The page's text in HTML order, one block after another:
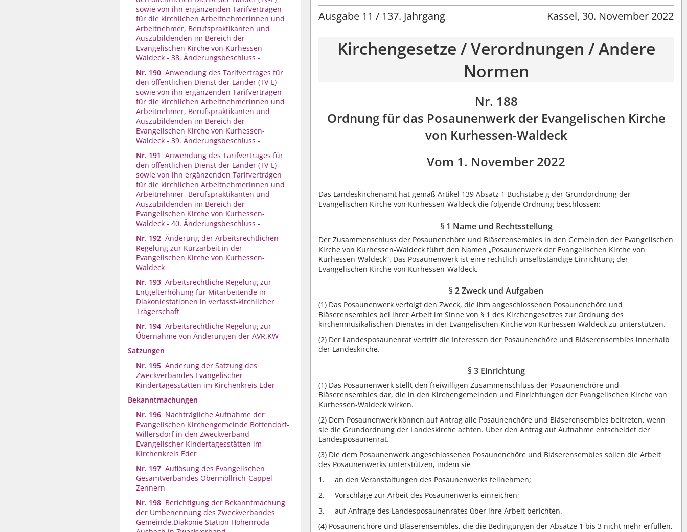
sowie von ihn ergänzenden Tarifverträgen
für die kirchlichen Arbeitnehmerinnen und
Arbeitnehmer, Berufspraktikanten und
Auszubildenden im Bereich der
Evangelischen Kirche von Kurhessen-
Waldeck - 38. Änderungsbeschluss -
Nr. 190 Anwendung des Tarifvertrages für
den öffentlichen Dienst der Länder (TV-L)
sowie von ihn ergänzenden Tarifverträgen
für die kirchlichen Arbeitnehmerinnen und
Arbeitnehmer, Berufspraktikanten und
Auszubildenden im Bereich der
Evangelischen Kirche von Kurhessen-
Waldeck - 39. Änderungsbeschluss -
Nr. 191 Anwendung des Tarifvertrages für
den öffentlichen Dienst der Länder (TV-L)
sowie von ihn ergänzenden Tarifverträgen
für die kirchlichen Arbeitnehmerinnen und
Arbeitnehmer, Berufspraktikanten und
Auszubildenden im Bereich der
Evangelischen Kirche von Kurhessen-
Waldeck - 40. Änderungsbeschluss -
Nr. 192 Änderung der Arbeitsrechtlichen
Regelung zur Kurzarbeit in der
Evangelischen Kirche von Kurhessen-
Waldeck
Nr. 193 Arbeitsrechtliche Regelung zur
Entgelterhöhung für Mitarbeitende in
Diakoniestationen in verfasst-kirchlicher
Trägerschaft
Nr. 194 Arbeitsrechtliche Regelung zur
Übernahme von Änderungen der AVR.KW
Satzungen
Nr. 195 Änderung der Satzung des
Zweckverbandes Evangelischer
Kindertagesstätten im Kirchenkreis Eder
Bekanntmachungen
Nr. 196 Nachträgliche Aufnahme der
Evangelischen Kirchengemeinde Bottendorf-
Willersdorf in den Zweckverband
Evangelischer Kindertagesstätten im
Kirchenkreis Eder
Nr. 197 Auflösung des Evangelischen
Gesamtverbandes Obermöllrich-Cappel-
Zennern
Nr. 198 Berichtigung der Bekanntmachung
der Umbenennung des Zweckverbandes
Gemeinde.Diakonie Station Hohenroda-
Ausgabe 11 / 137. Jahrgang Kassel, 30. November 2022
Kirchengesetze / Verordnungen / Andere
Normen
Nr. 188
Ordnung für das Posaunenwerk der Evangelischen Kirche
von Kurhessen-Waldeck
Vom 1. November 2022
Das Landeskirchenamt hat gemäß Artikel 139 Absatz 1 Buchstabe g der Grundordnung der
Evangelischen Kirche von Kurhessen-Waldeck die folgende Ordnung beschlossen:
§ 1 Name und Rechtsstellung
Der Zusammenschluss der Posaunenchöre und Bläserensembles in den Gemeinden der Evangelischen
Kirche von Kurhessen-Waldeck führt den Namen „Posaunenwerk der Evangelischen Kirche von
Kurhessen-Waldeck“. Das Posaunenwerk ist eine rechtlich unselbständige Einrichtung der
Evangelischen Kirche von Kurhessen-Waldeck.
§ 2 Zweck und Aufgaben
(1) Das Posaunenwerk verfolgt den Zweck, die ihm angeschlossenen Posaunenchöre und
Bläserensembles bei ihrer Arbeit im Sinne von § 1 des Kirchengesetzes zur Ordnung des
kirchenmusikalischen Dienstes in der Evangelischen Kirche von Kurhessen-Waldeck zu unterstützen.
(2) Der Landesposaunenrat vertritt die Interessen der Posaunenchöre und Bläserensembles innerhalb
der Landeskirche.
§ 3 Einrichtung
(1) Das Posaunenwerk stellt den freiwilligen Zusammenschluss der Posaunenchöre und
Bläserensembles dar, die in den Kirchengemeinden und Einrichtungen der Evangelischen Kirche von
Kurhessen-Waldeck wirken.
(2) Dem Posaunenwerk können auf Antrag alle Posaunenchöre und Bläserensembles beitreten, wenn
sie die Grundordnung der Landeskirche achten. Über den Antrag auf Aufnahme entscheidet der
Landesposaunenrat.
(3) Die dem Posaunenwerk angeschlossenen Posaunenchöre und Bläserensembles sollen die Arbeit
des Posaunenwerks unterstützen, indem sie
an den Veranstaltungen des Posaunenwerks teilnehmen;
Vorschläge zur Arbeit des Posaunenwerks einreichen;
auf Anfrage des Landesposaunenrates über ihre Arbeit berichten.
(4) Posaunenchöre und Bläserensembles, die die Bedingungen der Absätze 1 bis 3 nicht mehr erfüllen,